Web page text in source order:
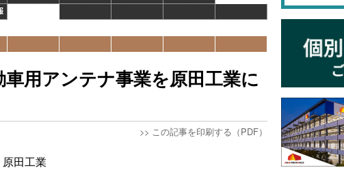
用アンテナ事業を原田工業に
>> この記事を印刷する（PDF）
田工業